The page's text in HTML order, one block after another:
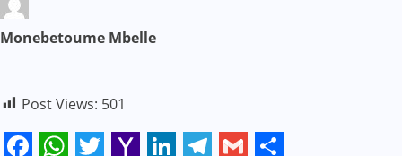
Monebetoume Mbelle
Post Views: 501